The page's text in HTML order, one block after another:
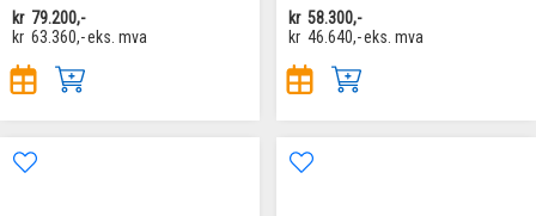
kr 79.200,-
kr 63.360,-eks. mva
kr 58.300,-
kr 46.640,-eks. mva